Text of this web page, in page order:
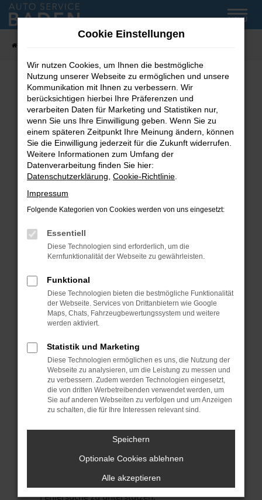
Zum
Hauptinhalt
MENÜ
Fehler: Network Error
Beim Laden ist ein Fehler aufgetreten.
Hier sind ein paar Tipps, die dir helfen können:
Überprüfe deine Firewall und deine
Internetverbindung.
Laden andere Webseiten, zum Beispiel deine
Suchmaschine?
Prüfe deine Browsererweiterungen.
können das Laden bestimmter Seiten
verhindern. Funktioniert die Seite in einem
Fenster?
Starte dein Gerät neu.
Das kann manchmal helfen, vorübergehende
Probleme zu beheben.
Betriebssystem auf dem neuesten Stand
sind.
Veraltete Software birgt nicht nur ein
Sicherheitsrisiko, sondern kann auch dazu
führen, dass bestimmte Funktionen nicht mehr
unterstützt werden.
Wende dich an den Webseitenbetreiber.
Wenn du alle oben genannten Schritte versucht
hast, kontaktiere uns bitte. Wir werden
uns diesen Text schicken, um uns bei der
Fehlersuche zu unterstützen:
Cookie Einstellungen
Wir nutzen Cookies, um Ihnen die bestmögliche
Nutzung unserer Webseite zu ermöglichen und unsere
Kommunikation mit Ihnen zu verbessern. Wir
berücksichtigen hierbei Ihre Präferenzen und
verarbeiten Daten für Marketing und Statistiken nur,
wenn Sie uns Ihre Einwilligung geben. Wenn Sie zu
einem späteren Zeitpunkt Ihre Meinung ändern, können
Sie die Einwilligung jederzeit für die Zukunft widerrufen.
Weitere Informationen zum Umfang der
Datenverarbeitung finden Sie hier:
Datenschutzerklärung Cookie-Richtlinie
Impressum
Folgende Kategorien von Cookies werden von uns eingesetzt:
Essentiell
Diese Technologien sind erforderlich, um die
Kernfunktionalität der Webseite zu gewährleisten.
Funktional
Diese Technologien bieten die bestmögliche Funktionalität
der Webseite. Services von Drittanbietern wie Google
Maps, Chats, Fahrzeugbewertungssystem und weitere
werden aktiviert.
Statistik und Marketing
Diese Technologien ermöglichen es uns, die Nutzung der
Webseite zu analysieren, um die Leistung zu messen und
zu verbessern. Zudem werden Technologien eingesetzt,
die von dritten Werbetreibenden verwendet werden, um
Sie auf anderen Webseiten zu verfolgen und um Anzeigen
zu schalten, die für Ihre Interessen relevant sind.
Speichern
Optionale Cookies ablehnen
Alle akzeptieren